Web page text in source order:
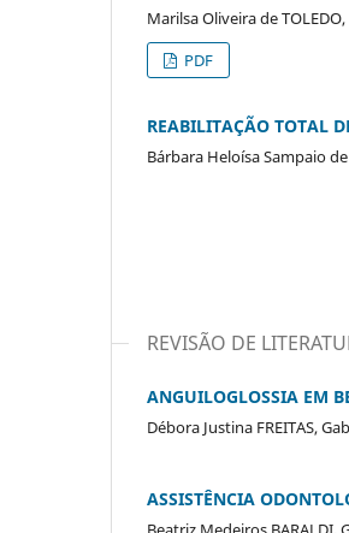
Marilsa Oliveira de
PDF
REABILITAÇÃO TOTAL
Bárbara Heloísa Sampaio
REVISÃO DE
ANGUILOGLOSSIA EM
Débora Justina FREITAS,
ASSISTÊNCIA